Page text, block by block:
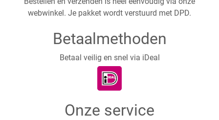
webwinkel. Je pakket wordt verstuurd met DPD.
Betaalmethoden
Betaal veilig en snel via iDeal
Onze service